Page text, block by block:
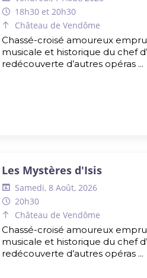
18h30 et 20h30
Château de Vendôme
Chassé-croisé amoureux
musicale et historique du chef
redécouverte d’autres opéras ...
Les Mystères d'Isis
Samedi, 8 Août, 2026
20h30
Château de Vendôme
Chassé-croisé amoureux
musicale et historique du chef
redécouverte d’autres opéras ...